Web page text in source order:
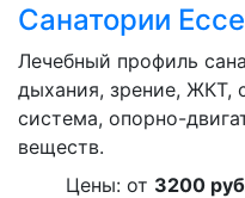
Санатории
Лечебный профиль
дыхания, зрение, ЖКТ,
система, опорно-
веществ.
Цены: от 3200